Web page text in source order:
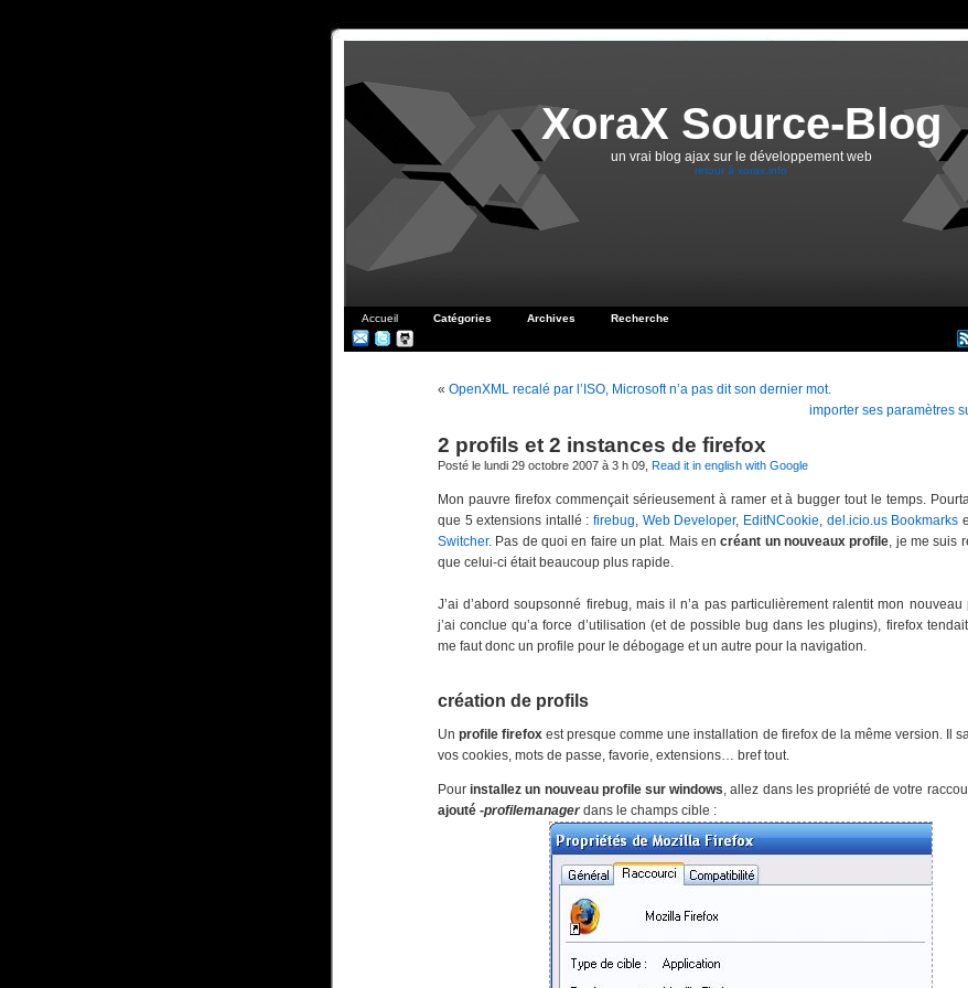
XoraX Source-Blog
un vrai blog ajax sur le développement web
retour à xorax.info
Accueil Catégories Archives
Recherche
« OpenXML recalé par l’ISO, Microsoft n’a pas dit son dernier mot.
importer ses paramètres
2 profils et 2 instances de firefox
Posté le lundi 29 octobre 2007 à 3 h 09, Read it in english with Google
Mon pauvre firefox commençait sérieusement à ramer et à bugger tout le temps.
que 5 extensions intallé :firebug, Web Developer, EditNCookie, del.icio.us Bookmarks
Switcher. Pas de quoi en faire un plat. Mais encréant un nouveaux profile, je me suis
que celui-ci était beaucoup plus rapide.
J’ai d’abord soupsonné firebug, mais il n’a pas particulièrement ralentit mon nouveau
j’ai conclue qu’a force d’utilisation (et de possible bug dans les plugins), firefox
me faut donc un profile pour le débogage et un autre pour la navigation.
création de profils
Unprofile firefox est presque comme une installation de firefox de la même version. Il
vos cookies, mots de passe, favorie, extensions… bref tout.
Pourinstallez un nouveau profile sur windows, allez dans les propriété de votre
ajouté -profilemanagerdans le champs cible :